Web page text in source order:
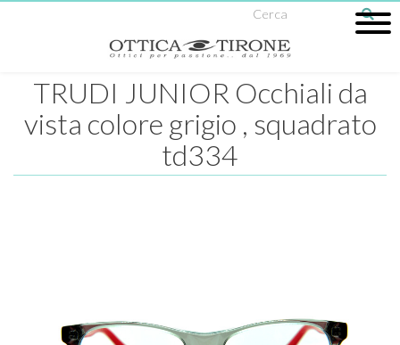
TRUDI JUNIOR Occhiali da
vista colore grigio , squadrato
td334